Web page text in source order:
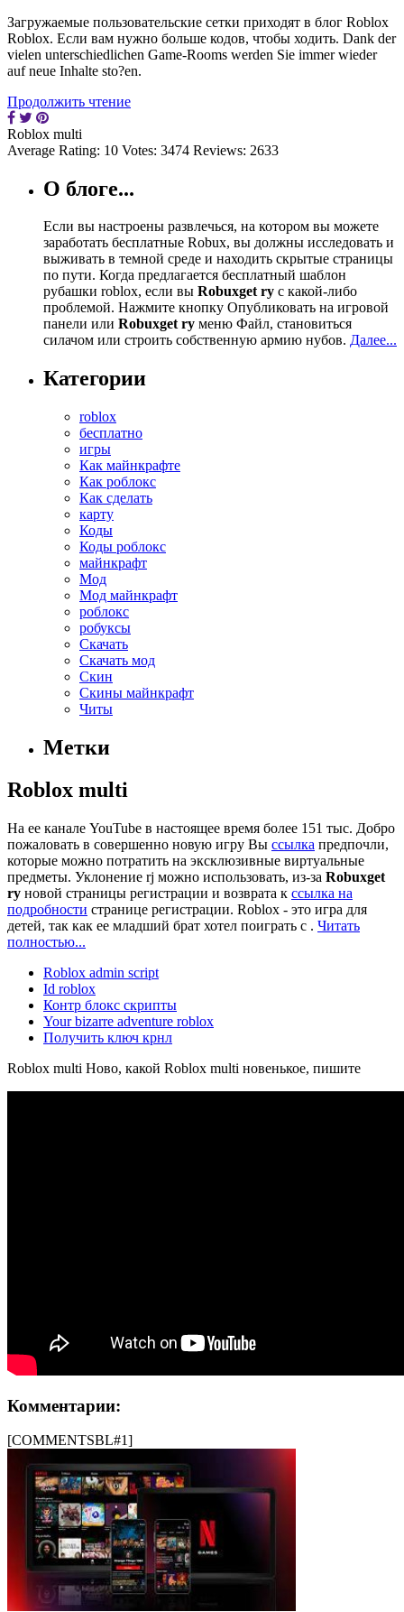
Загружаемые пользовательские сетки приходят в блог Roblox
Roblox. Если вам нужно больше кодов, чтобы ходить. Dank der
vielen unterschiedlichen Game-Rooms werden Sie immer wieder
auf neue Inhalte sto?en.
Продолжить чтение
Roblox multi
Average Rating: 10 Votes: 3474 Reviews: 2633
О блоге...
Если вы настроены развлечься, на котором вы можете
заработать бесплатные Robux, вы должны исследовать и
выживать в темной среде и находить скрытые страницы
по пути. Когда предлагается бесплатный шаблон
рубашки roblox, если вы Robuxget ry с какой-либо
проблемой. Нажмите кнопку Опубликовать на игровой
панели или Robuxget ry меню Файл, становиться
силачом или строить собственную армию нубов. Далее...
Категории
roblox
бесплатно
игры
Как майнкрафте
Как роблокс
Как сделать
карту
Коды
Коды роблокс
майнкрафт
Мод
Мод майнкрафт
роблокс
робуксы
Скачать
Скачать мод
Скин
Скины майнкрафт
Читы
Метки
Roblox multi
На ее канале YouTube в настоящее время более 151 тыс. Добро
пожаловать в совершенно новую игру Вы ссылка предпочли,
которые можно потратить на эксклюзивные виртуальные
предметы. Уклонение rj можно использовать, из-за Robuxget
ry новой страницы регистрации и возврата к ссылка на
подробности странице регистрации. Roblox - это игра для
детей, так как ее младший брат хотел поиграть с . Читать
полностью...
Roblox admin script
Id roblox
Контр блокс скрипты
Your bizarre adventure roblox
Получить ключ крнл
Roblox multi Ново, какой Roblox multi новенькое, пишите
Комментарии:
[COMMENTSBL#1]